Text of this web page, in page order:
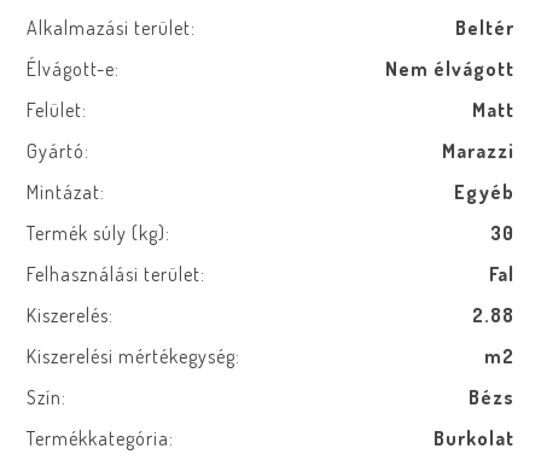
Alkalmazási terület:
Beltér
Élvágott-e:
Nem élvágott
Felület:
Matt
Gyártó:
Marazzi
Mintázat:
Egyéb
Termék súly (kg):
30
Felhasználási terület:
Fal
Kiszerelés:
2.88
Kiszerelési mértékegység:
m2
Szín:
Bézs
Termékkategória:
Burkolat